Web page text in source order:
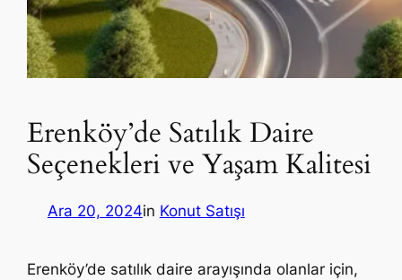
Erenköy’de Satılık Daire
Seçenekleri ve Yaşam Kalitesi
Ara 20, 2024in Konut Satışı
Erenköy’de satılık daire arayışında olanlar için,